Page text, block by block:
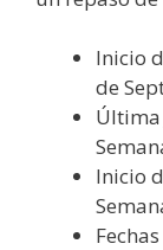
Inicio
de
Última
Inicio